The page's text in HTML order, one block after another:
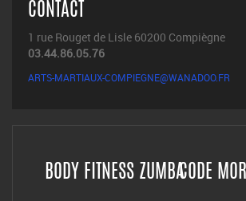
CONTACT
1 rue Rouget de Lisle 60200 Compiègne
03.44.86.05.76
ARTS-MARTIAUX-COMPIEGNE@WANADOO.FR
BODY FITNESS ZUMBACODE